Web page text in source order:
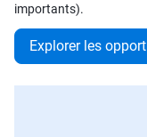
importants).
Explorer les